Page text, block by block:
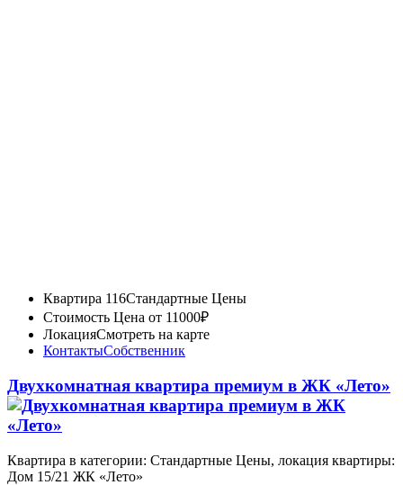
Квартира 116Стандартные Цены
Стоимость Цена от 11000₽
ЛокацияСмотреть на карте
КонтактыСобственник
Двухкомнатная квартира премиум в ЖК «Лето»
Квартира в категории: Стандартные Цены, локация квартиры:
Дом 15/21 ЖК «Лето»